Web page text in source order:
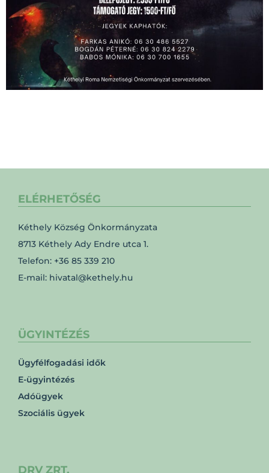
ELÉRHETŐSÉG
Kéthely Község Önkormányzata
8713 Kéthely Ady Endre utca 1.
Telefon: +36 85 339 210
E-mail: hivatal@kethely.hu
ÜGYINTÉZÉS
Ügyfélfogadási idők
E-ügyintézés
Adóügyek
Szociális ügyek
DRV ZRT.